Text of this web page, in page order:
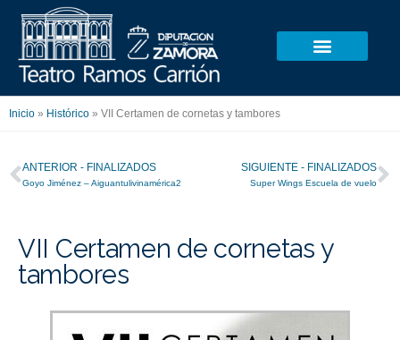
contenido
Inicio » Histórico » VII Certamen de cornetas y tambores
Ant
ANTERIOR - FINALIZADOS
Goyo Jiménez – Aiguantulivinamérica2
SIGUIENTE - FINALIZADOS
Super Wings Escuela de vuelo
VII Certamen de cornetas y
tambores